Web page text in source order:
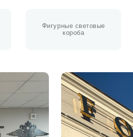
Фигурные световые
короба